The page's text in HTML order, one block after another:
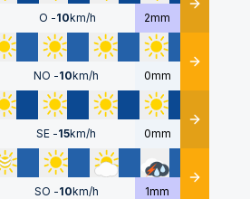
O -10km/h 2mm Détails
NO -10km/h 0mm Détails
SE -15km/h 0mm Détails
SO -10km/h 1mm Détails